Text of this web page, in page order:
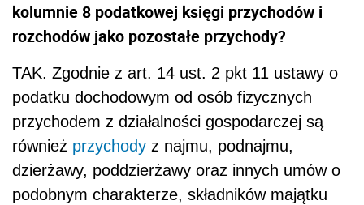
kolumnie 8 podatkowej księgi przychodów i
rozchodów jako pozostałe przychody?
TAK. Zgodnie z art. 14 ust. 2 pkt 11 ustawy o
podatku dochodowym od osób fizycznych
przychodem z działalności gospodarczej są
również przychody z najmu, podnajmu,
dzierżawy, poddzierżawy oraz innych umów o
podobnym charakterze, składników majątku